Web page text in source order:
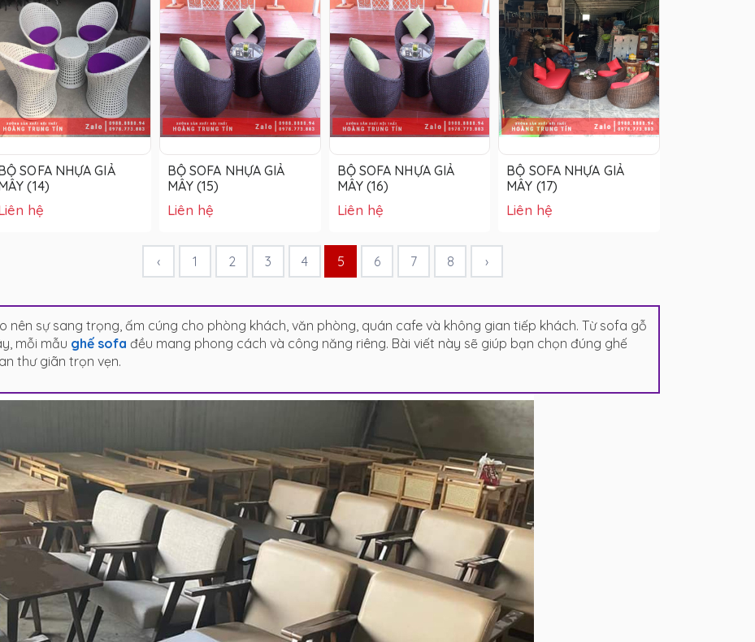
SOFA NHỰA GIẢ
(14)
hệ
BỘ SOFA NHỰA GIẢ
MÂY (15)
Liên hệ
BỘ SOFA NHỰA GIẢ
MÂY (16)
Liên hệ
BỘ SOFA NHỰA GIẢ
MÂY (17)
Liên hệ
‹ 1 2 3 4 5 6 7 8 ›
sự sang trọng, ấm cúng cho phòng khách, văn phòng, quán cafe và không gian tiếp khách. Từ sofa gỗ
mỗi mẫu ghế sofa đều mang phong cách và công năng riêng. Bài viết này sẽ giúp bạn chọn đúng ghế
thư giãn trọn vẹn.